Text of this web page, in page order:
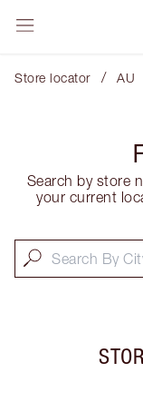
Store locator / AU
Search by store
your current